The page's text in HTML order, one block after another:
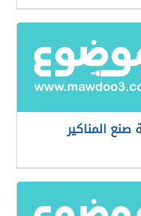
صنع المناكير